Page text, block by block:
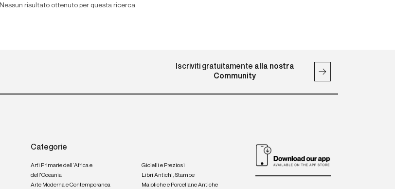
Nessun risultato ottenuto per questa ricerca.
Iscriviti gratuitamente alla nostra
Community
Categorie
Arti Primarie dell'Africa e
dell'Oceania
Arte Moderna e Contemporanea
Gioielli e Preziosi
Libri Antichi, Stampe
Maioliche e Porcellane Antiche